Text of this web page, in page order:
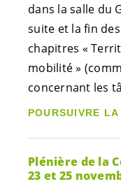
dans la salle du
suite et la fin
chapitres «
mobilité »
concernant les
POURSUIVRE
Plénière de la
23 et 25